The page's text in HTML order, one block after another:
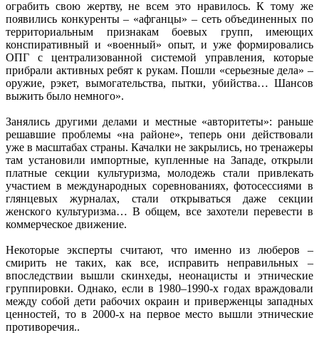
ограбить свою жертву, не всем это нравилось. К тому же
появились конкуренты – «афганцы» – сеть объединенных по
территориальным признакам боевых групп, имеющих
конспиративный и «военный» опыт, и уже формировались
ОПГ с централизованной системой управления, которые
прибрали активных ребят к рукам. Пошли «серьезные дела» –
оружие, рэкет, вымогательства, пытки, убийства… Шансов
выжить было немного».
Занялись другими делами и местные «авторитеты»: раньше
решавшие проблемы «на районе», теперь они действовали
уже в масштабах страны. Качалки не закрылись, но тренажеры
там установили импортные, купленные на Западе, открыли
платные секции культуризма, молодежь стали привлекать
участием в международных соревнованиях, фотосессиями в
глянцевых журналах, стали открываться даже секции
женского культуризма… В общем, все захотели перевести в
коммерческое движение.
Некоторые эксперты считают, что именно из люберов –
смирить не таких, как все, исправить неправильных –
впоследствии вышли скинхеды, неонацисты и этнические
группировки. Однако, если в 1980–1990-х годах враждовали
между собой дети рабочих окраин и приверженцы западных
ценностей, то в 2000-х на первое место вышли этнические
противоречия..